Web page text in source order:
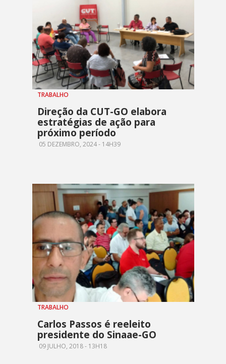
TRABALHO
Direção da CUT-GO elabora
estratégias de ação para
próximo período
05 DEZEMBRO, 2024 - 14H39
TRABALHO
Carlos Passos é reeleito
presidente do Sinaae-GO
09 JULHO, 2018 - 13H18